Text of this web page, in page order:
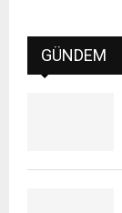
GÜNDEM